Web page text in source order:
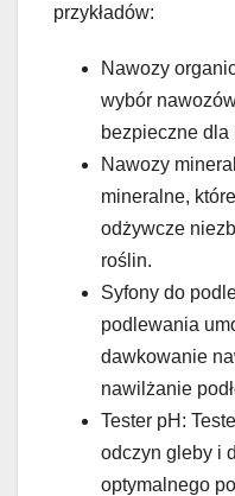
przykładów:
Nawozy
wybór
bezpieczne
Nawozy
mineralne,
odżywcze
roślin.
Syfony do
podlewania
dawkowanie
nawilżanie
Tester pH:
odczyn gleby i
optymalnego